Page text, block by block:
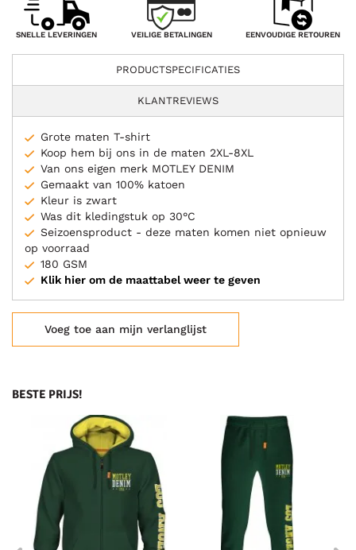
SNELLE LEVERINGEN VEILIGE BETALINGEN EENVOUDIGE RETOUREN
PRODUCTSPECIFICATIES
KLANTREVIEWS
Grote maten T-shirt
Koop hem bij ons in de maten 2XL-8XL
Van ons eigen merk MOTLEY DENIM
Gemaakt van 100% katoen
Kleur is zwart
Was dit kledingstuk op 30°C
Seizoensproduct - deze maten komen niet opnieuw
op voorraad
180 GSM
Klik hier om de maattabel weer te geven
Voeg toe aan mijn verlanglijst
BESTE PRIJS!